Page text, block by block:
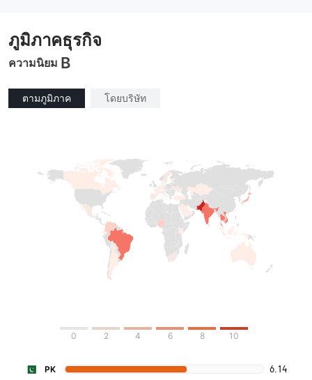
ภูมิภาคธุรกิจ
ความนิยม B
ตามภูมิภาค โดยบริษัท
0 2 4 6 8 10
PK 6.14